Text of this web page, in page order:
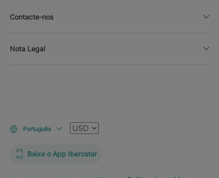
Contacte-nos
Nota Legal
Português Moeda
Baixe o App Iberostar